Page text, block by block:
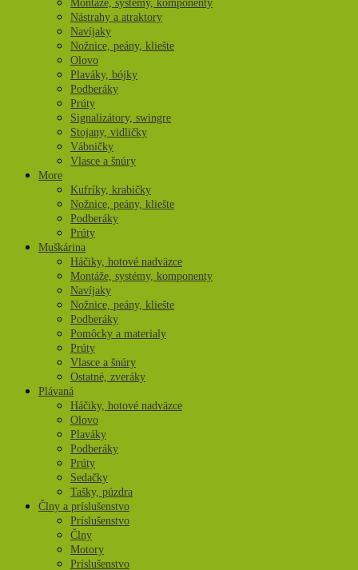
Montáže, systémy, komponenty
Nástrahy a atraktory
Navíjaky
Nožnice, peány, kliešte
Olovo
Plaváky, bójky
Podberáky
Prúty
Signalizátory, swingre
Stojany, vidličky
Vábničky
Vlasce a šnúry
More
Kufríky, krabičky
Nožnice, peány, kliešte
Podberáky
Prúty
Muškárina
Háčiky, hotové nadväzce
Montáže, systémy, komponenty
Navíjaky
Nožnice, peány, kliešte
Podberáky
Pomôcky a materialy
Prúty
Vlasce a šnúry
Ostatné, zveráky
Plávaná
Háčiky, hotové nadväzce
Olovo
Plaváky
Podberáky
Prúty
Sedačky
Tašky, púzdra
Člny a príslušenstvo
Príslušenstvo
Člny
Motory
Príslušenstvo